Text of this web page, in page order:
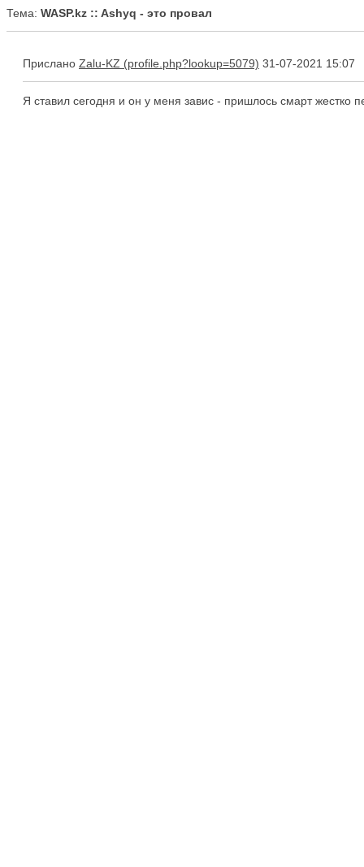
Тема: WASP.kz :: Ashyq - это провал
Прислано Zalu-KZ 31-07-2021 15:07
Я ставил сегодня и он у меня завис - пришлось смарт жестко